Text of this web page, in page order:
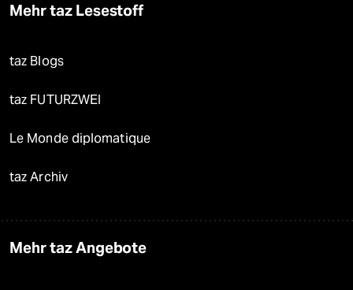
Mehr taz Lesestoff
taz Blogs
taz FUTURZWEI
Le Monde diplomatique
taz Archiv
Mehr taz Angebote